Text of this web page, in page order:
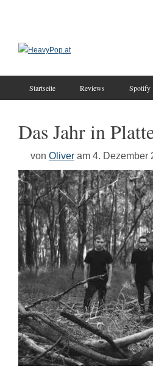
Startseite Reviews Spotify
Das Jahr in
von Oliver am 4. Dezember